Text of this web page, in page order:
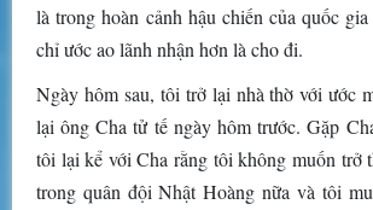
là trong hoàn cảnh hậu chiến của quốc
chỉ ước ao lãnh nhận hơn là cho đi.
Ngày hôm sau, tôi trở lại nhà thờ với ước
lại ông Cha tử tế ngày hôm trước. Gặp
tôi lại kể với Cha rằng tôi không muốn trở
trong quân đội Nhật Hoàng nữa và tôi